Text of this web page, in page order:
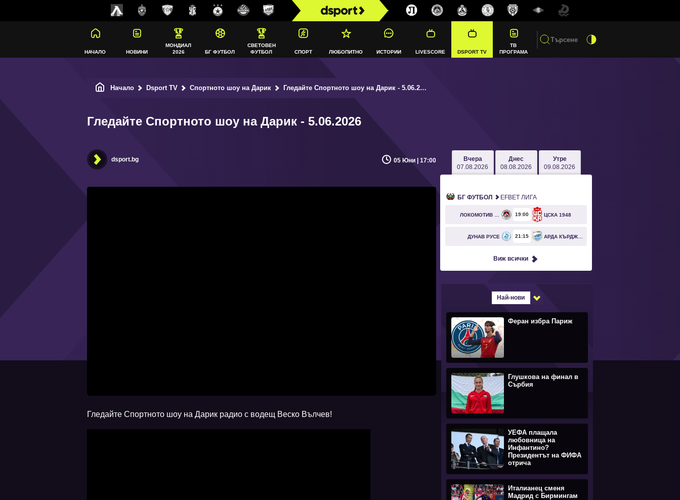
НАЧАЛО НОВИНИ
МОНДИАЛ
2026
БГ ФУТБОЛ
СВЕТОВЕН
ФУТБОЛ
СПОРТ ЛЮБОПИТНО ИСТОРИИ LIVESCORE DSPORT TV
ТВ
ПРОГРАМА
Начало Dsport TV Спортното шоу на Дарик Гледайте Спортното шоу на Дарик - 5.06.2026
Гледайте Спортното шоу на Дарик - 5.06.2026
dsport.bg 05 Юни | 17:00
Гледайте Спортното шоу на Дарик радио с водещ Веско Вълчев!
Вчера
07.08.2026
Днес
08.08.2026
Утре
09.08.2026
БГ ФУТБОЛ EFBET ЛИГА
19 00 ЦСКА 1948
ДУНАВ РУСЕ 21 15
Виж всички
Най-нови
Феран избра Париж
Глушкова на финал в
Сърбия
УЕФА плащала
любовница на
Инфантино?
Президентът на ФИФА
отрича
Италианец сменя
Мадрид с Бирмингам